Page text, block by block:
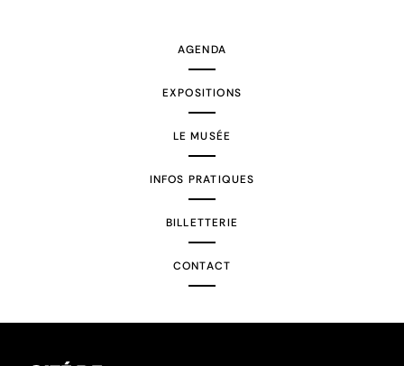
AGENDA
EXPOSITIONS
LE MUSÉE
INFOS PRATIQUES
BILLETTERIE
CONTACT